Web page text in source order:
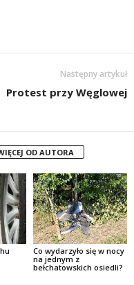
Następny artykuł
Protest przy Węglowej
OD AUTORA
Co wydarzyło się w nocy
na jednym z
bełchatowskich osiedli?